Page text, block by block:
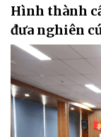
Hình thành
đưa nghiên